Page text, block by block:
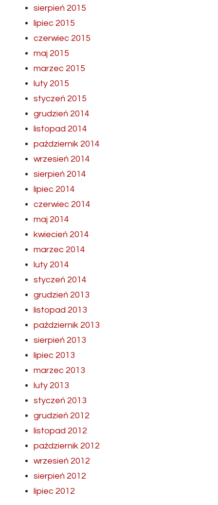
sierpień 2015
lipiec 2015
czerwiec 2015
maj 2015
marzec 2015
luty 2015
styczeń 2015
grudzień 2014
listopad 2014
październik 2014
wrzesień 2014
sierpień 2014
lipiec 2014
czerwiec 2014
maj 2014
kwiecień 2014
marzec 2014
luty 2014
styczeń 2014
grudzień 2013
listopad 2013
październik 2013
sierpień 2013
lipiec 2013
marzec 2013
luty 2013
styczeń 2013
grudzień 2012
listopad 2012
październik 2012
wrzesień 2012
sierpień 2012
lipiec 2012